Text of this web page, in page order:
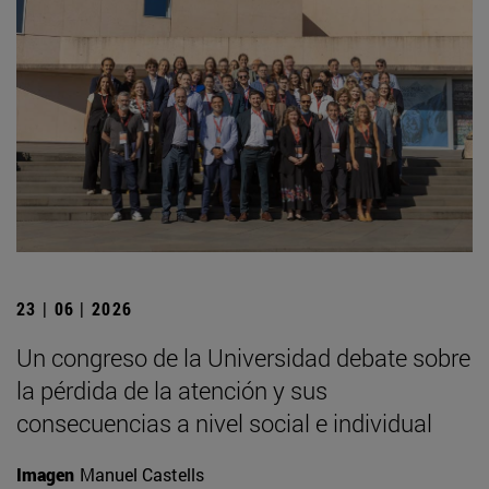
23 | 06 | 2026
Un congreso de la Universidad debate sobre
la pérdida de la atención y sus
consecuencias a nivel social e individual
Imagen Manuel Castells